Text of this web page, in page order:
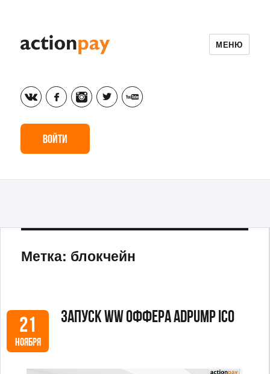
МЕНЮ
vk fb inst tw yt
Войти
Метка: блокчейн
21
НОЯБРЯ
Запуск WW оффера Adpump ICO